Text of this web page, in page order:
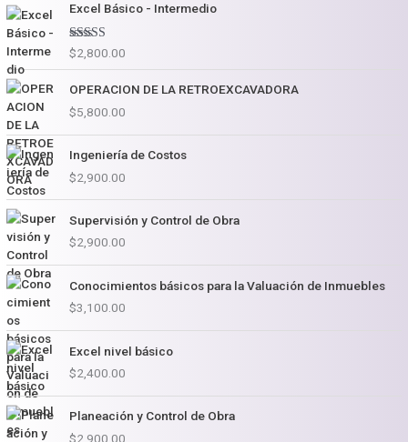
Excel Básico - Intermedio
Valorado en
5.00
$2,800.00
OPERACION DE LA RETROEXCAVADORA
$5,800.00
Ingeniería de Costos
$2,900.00
Supervisión y Control de Obra
$2,900.00
Conocimientos básicos para la Valuación de Inmuebles
$3,100.00
Excel nivel básico
$2,400.00
Planeación y Control de Obra
$2,900.00